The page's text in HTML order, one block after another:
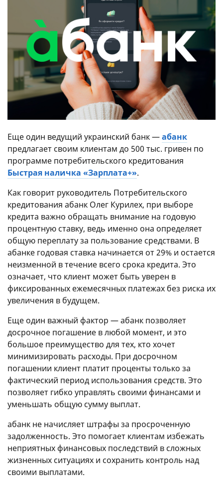
Еще один ведущий украинский банк —абанк
предлагает своим клиентам до 500 тыс. гривен по
программе потребительского кредитования
Быстрая наличка «Зарплата+».
Как говорит руководитель Потребительского
кредитования абанк Олег Курилех, при выборе
кредита важно обращать внимание на годовую
процентную ставку, ведь именно она определяет
общую переплату за пользование средствами. В
абанке годовая ставка начинается от 29% и остается
неизменной в течение всего срока кредита. Это
означает, что клиент может быть уверен в
фиксированных ежемесячных платежах без риска их
увеличения в будущем.
Еще один важный фактор — абанк позволяет
досрочное погашение в любой момент, и это
большое преимущество для тех, кто хочет
минимизировать расходы. При досрочном
погашении клиент платит проценты только за
фактический период использования средств. Это
позволяет гибко управлять своими финансами и
уменьшать общую сумму выплат.
абанк не начисляет штрафы за просроченную
задолженность. Это помогает клиентам избежать
неприятных финансовых последствий в сложных
жизненных ситуациях и сохранить контроль над
своими выплатами.